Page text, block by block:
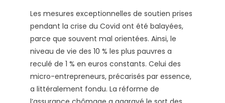
Les mesures exceptionnelles de soutien prises
pendant la crise du Covid ont été balayées,
parce que souvent mal orientées. Ainsi, le
niveau de vie des 10 % les plus pauvres a
reculé de 1 % en euros constants. Celui des
micro-entrepreneurs, précarisés par essence,
a littéralement fondu. La réforme de